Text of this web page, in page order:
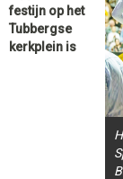
festijn op het
Tubbergse
kerkplein is